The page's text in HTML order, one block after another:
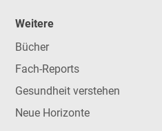
Weitere
Bücher
Fach-Reports
Gesundheit verstehen
Neue Horizonte